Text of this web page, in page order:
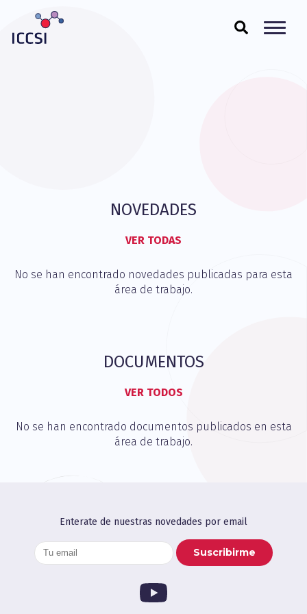
NOVEDADES
VER TODAS
No se han encontrado novedades publicadas para esta
área de trabajo.
DOCUMENTOS
VER TODOS
No se han encontrado documentos publicados en esta
área de trabajo.
Enterate de nuestras novedades por email